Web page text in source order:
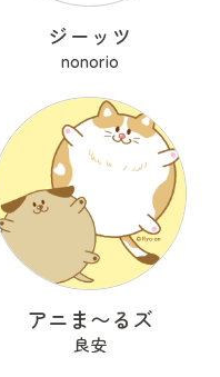
ジーッツ
nonorio
アニま〜るズ
良安